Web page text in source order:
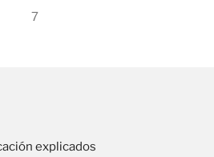
7
explicados